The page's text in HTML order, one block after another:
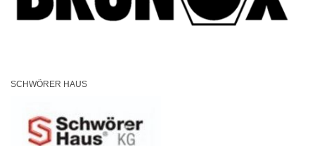
SCHWÖRER HAUS